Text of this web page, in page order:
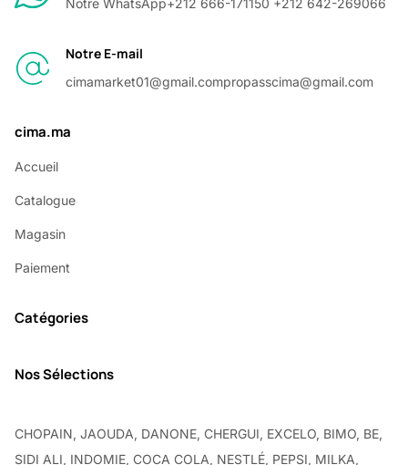
Notre WhatsApp+212 666-171150 +212 642-269066
Notre E-mail
cimamarket01@gmail.compropasscima@gmail.com
cima.ma
Accueil
Catalogue
Magasin
Paiement
Catégories
Nos Sélections
CHOPAIN, JAOUDA, DANONE, CHERGUI, EXCELO, BIMO, BE,
SIDI ALI, INDOMIE, COCA COLA, NESTLÉ, PEPSI, MILKA,